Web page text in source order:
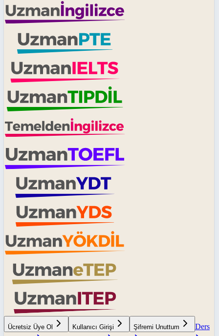
Ücretsiz Üye Ol Kullanıcı Girişi Şifremi Unuttum
Ders